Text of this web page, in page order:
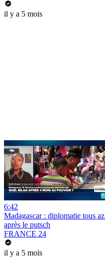
il y a 5 mois
6:42
Madagascar : diplomatie tous
après le putsch
FRANCE 24
il y a 5 mois